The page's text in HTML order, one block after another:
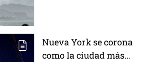
Nueva York se corona
como la ciudad más